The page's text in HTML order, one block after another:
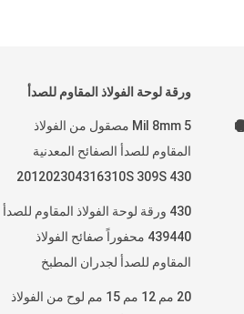
ورقة لوحة الفولاذ المقاوم للصدأ
5 Mil 8mm مصقول من الفولاذ
المقاوم للصدأ الصفائح المعدنية
201202304316310S 309S 430
430 ورقة لوحة الفولاذ المقاوم للصدأ
439440 محفوراً صفائح الفولاذ
المقاوم للصدأ لجدران المطبخ
20 مم 12 مم 15 مم لوح من الفولاذ